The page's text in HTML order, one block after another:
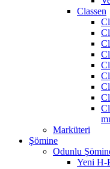
Classen
Marküteri
Şömine
Odunlu
Yeni H-